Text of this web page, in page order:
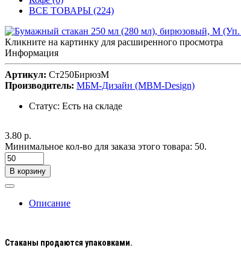
ВСЕ ТОВАРЫ (224)
Кликните на картинку для расширенного просмотра
Информация
Артикул: Ст250БирюзМ
Производитель: МБМ-Дизайн (MBM-Design)
Статус: Есть на складе
3.80 р.
Минимальное кол-во для заказа этого товара: 50.
В корзину
Описание
Стаканы продаются упаковками.